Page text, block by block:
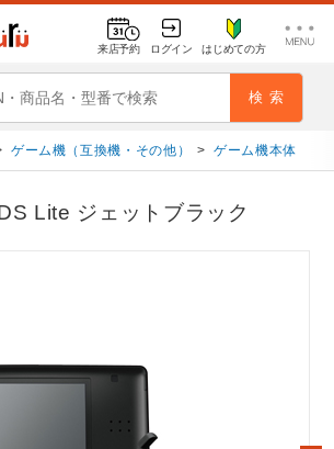
来店予約 ログイン はじめての方
ゲーム機（互換機・その他） > ゲーム機本体
Lite ジェットブラック